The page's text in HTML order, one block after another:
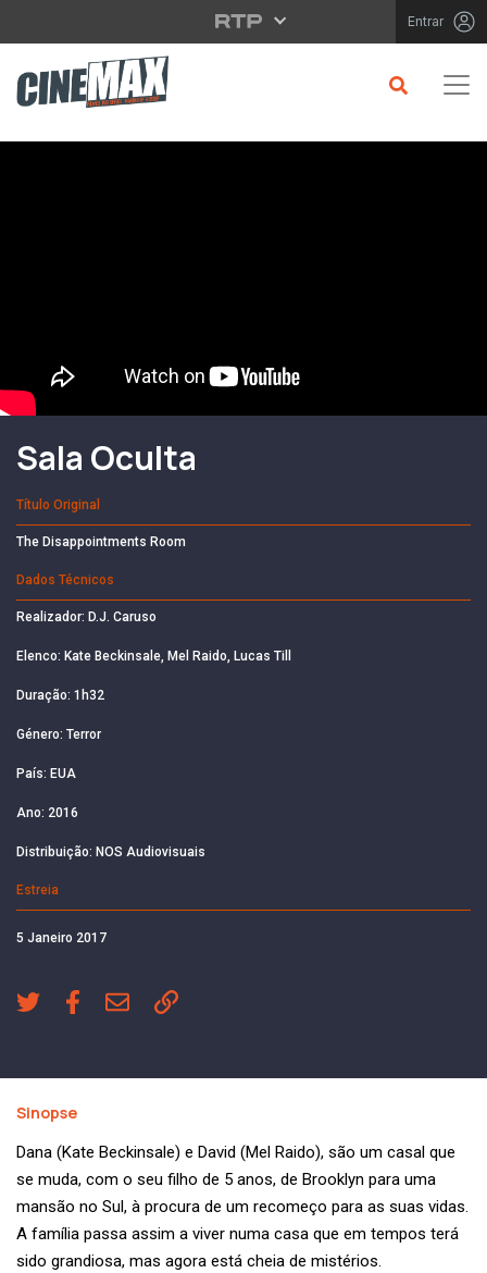
Saltar para o conteúdo principal Entrar
Filme em Cartaz
Sala Oculta
Título Original
The Disappointments Room
Dados Técnicos
Realizador: D.J. Caruso
Elenco: Kate Beckinsale, Mel Raido, Lucas Till
Duração: 1h32
Género: Terror
País: EUA
Ano: 2016
Distribuição: NOS Audiovisuais
Estreia
5 Janeiro 2017
Sinopse
Dana (Kate Beckinsale) e David (Mel Raido), são um casal que
se muda, com o seu filho de 5 anos, de Brooklyn para uma
mansão no Sul, à procura de um recomeço para as suas vidas.
A família passa assim a viver numa casa que em tempos terá
sido grandiosa, mas agora está cheia de mistérios.